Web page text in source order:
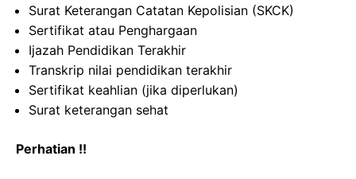
Surat Keterangan Catatan Kepolisian (SKCK)
Sertifikat atau Penghargaan
Ijazah Pendidikan Terakhir
Transkrip nilai pendidikan terakhir
Sertifikat keahlian (jika diperlukan)
Surat keterangan sehat
Perhatian !!